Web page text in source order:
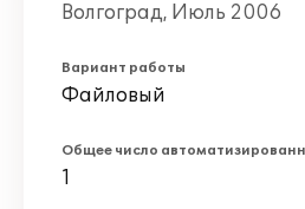
Волгоград, Июль 2006
Вариант работы
Файловый
Общее число
1